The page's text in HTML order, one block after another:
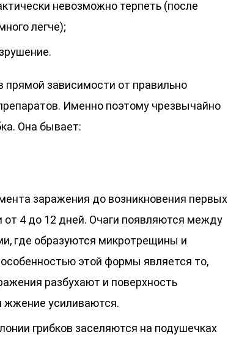
невозможно терпеть (после
легче);
прямой зависимости от правильно
Именно поэтому чрезвычайно
Она бывает:
заражения до возникновения первых
4 до 12 дней. Очаги появляются между
где образуются микротрещины и
этой формы является то,
разбухают и поверхность
жжение усиливаются.
грибков заселяются на подушечках